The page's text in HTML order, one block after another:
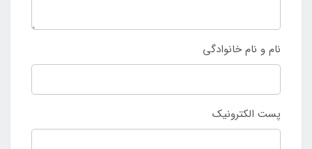
نام و نام خانوادگی
پست الکترونیک